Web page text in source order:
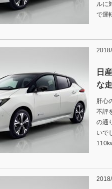
ルに
で運
日
な
肝心
不評
の通
いで